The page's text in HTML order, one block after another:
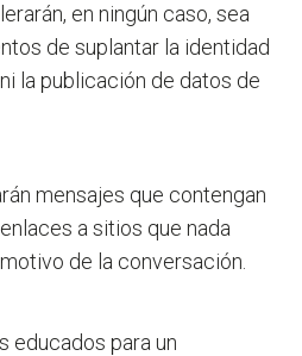
en ningún caso, sea
de suplantar la identidad
la publicación de datos de
mensajes que contengan
a sitios que nada
de la conversación.
educados para un